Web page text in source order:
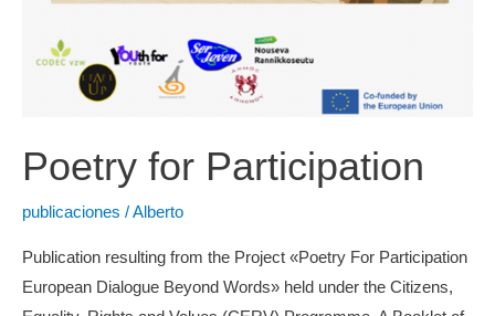
Poetry for Participation
publicaciones /Alberto
Publication resulting from the Project «Poetry For Participation
European Dialogue Beyond Words» held under the Citizens,